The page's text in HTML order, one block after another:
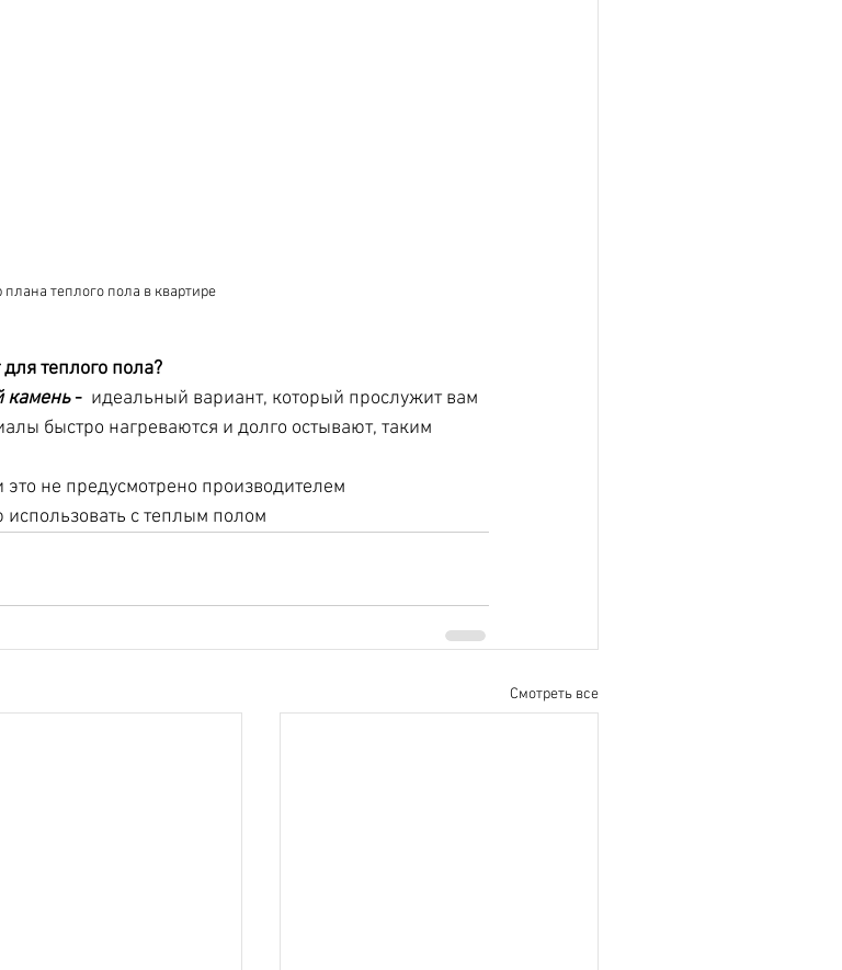
теплого пола в квартире
теплого пола?
камень - идеальный вариант, который прослужит вам
быстро нагреваются и долго остывают, таким
не предусмотрено производителем
с теплым полом
Смотреть все